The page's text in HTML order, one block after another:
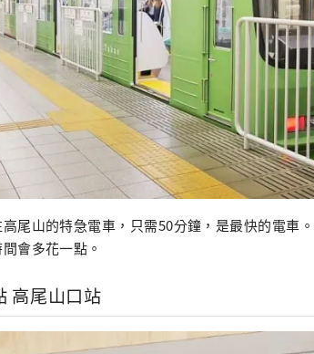
尾山的特急電車，只需50分鐘，是最快的電車
會多花一點。
高尾山口站